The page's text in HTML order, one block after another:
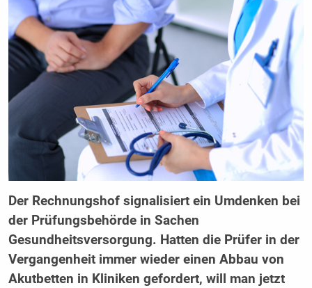
Der Rechnungshof signalisiert ein Umdenken bei
der Prüfungsbehörde in Sachen
Gesundheitsversorgung. Hatten die Prüfer in der
Vergangenheit immer wieder einen Abbau von
Akutbetten in Kliniken gefordert, will man jetzt